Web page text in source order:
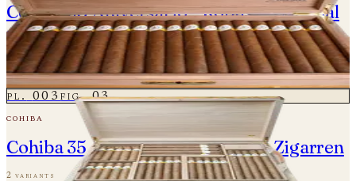
Cohiba 30 Aniversario - Robusto Especial
- Einzelne Zigarre
one variant
CHF 850.00
pl. 003fig. 03
cohiba
Cohiba 35 Aniversario - Einzelne Zigarren
2 variants